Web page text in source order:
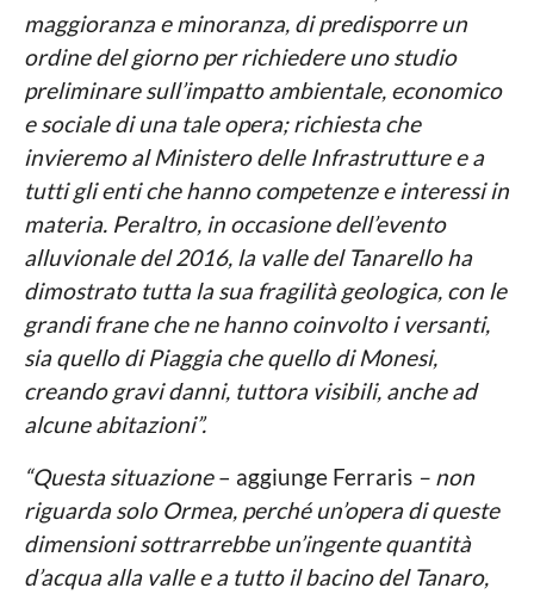
maggioranza e minoranza, di predisporre un
ordine del giorno per richiedere uno studio
preliminare sull’impatto ambientale, economico
e sociale di una tale opera; richiesta che
invieremo al Ministero delle Infrastrutture e a
tutti gli enti che hanno competenze e interessi in
materia. Peraltro, in occasione dell’evento
alluvionale del 2016, la valle del Tanarello ha
dimostrato tutta la sua fragilità geologica, con le
grandi frane che ne hanno coinvolto i versanti,
sia quello di Piaggia che quello di Monesi,
creando gravi danni, tuttora visibili, anche ad
alcune abitazioni”.
“Questa situazione– aggiunge Ferraris – non
riguarda solo Ormea, perché un’opera di queste
dimensioni sottrarrebbe un’ingente quantità
d’acqua alla valle e a tutto il bacino del Tanaro,